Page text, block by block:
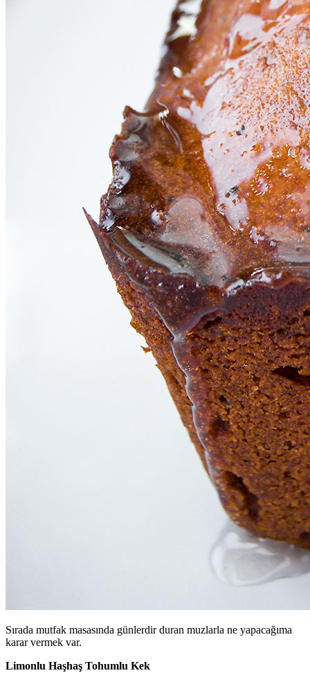
Sırada mutfak masasında günlerdir duran muzlarla ne yapacağıma
karar vermek var.
Limonlu Haşhaş Tohumlu Kek